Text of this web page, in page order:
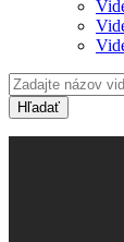
Hľadať